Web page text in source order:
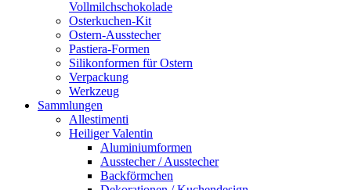
Vollmilchschokolade
Osterkuchen-Kit
Ostern-Ausstecher
Pastiera-Formen
Silikonformen für Ostern
Verpackung
Werkzeug
Sammlungen
Allestimenti
Heiliger Valentin
Aluminiumformen
Ausstecher / Ausstecher
Backförmchen